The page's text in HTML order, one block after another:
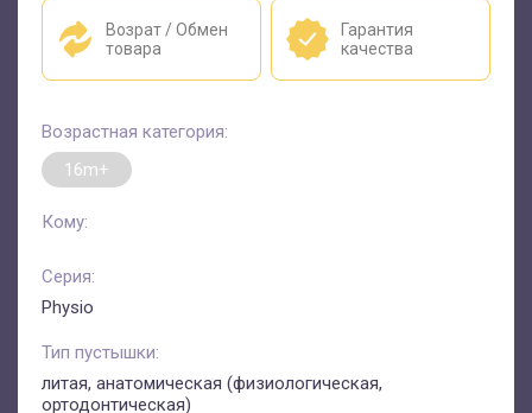
Возрат / Обмен
товара
Гарантия
качества
Возрастная категория:
16m+
Кому:
Серия:
Physio
Тип пустышки:
литая, анатомическая (физиологическая,
ортодонтическая)